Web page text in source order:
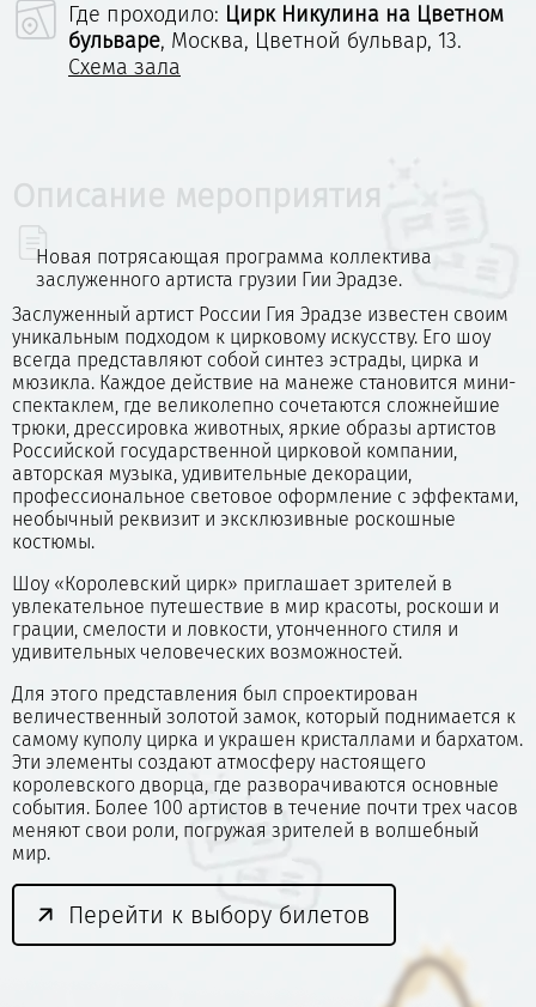
Где проходило: Цирк Никулина на Цветном
бульваре, Москва, Цветной бульвар, 13.
Схема зала
Описание мероприятия
Заслуженный артист России Гия Эрадзе известен своим
уникальным подходом к цирковому искусству. Его шоу
всегда представляют собой синтез эстрады, цирка и
мюзикла. Каждое действие на манеже становится мини-
спектаклем, где великолепно сочетаются сложнейшие
трюки, дрессировка животных, яркие образы артистов
Российской государственной цирковой компании,
авторская музыка, удивительные декорации,
профессиональное световое оформление с эффектами,
необычный реквизит и эксклюзивные роскошные
костюмы.
Шоу «Королевский цирк» приглашает зрителей в
увлекательное путешествие в мир красоты, роскоши и
грации, смелости и ловкости, утонченного стиля и
удивительных человеческих возможностей.
Для этого представления был спроектирован
величественный золотой замок, который поднимается к
самому куполу цирка и украшен кристаллами и бархатом.
Эти элементы создают атмосферу настоящего
королевского дворца, где разворачиваются основные
события. Более 100 артистов в течение почти трех часов
меняют свои роли, погружая зрителей в волшебный
мир.
Новая потрясающая программа коллектива
заслуженного артиста грузии Гии Эрадзе.
Перейти к выбору билетов